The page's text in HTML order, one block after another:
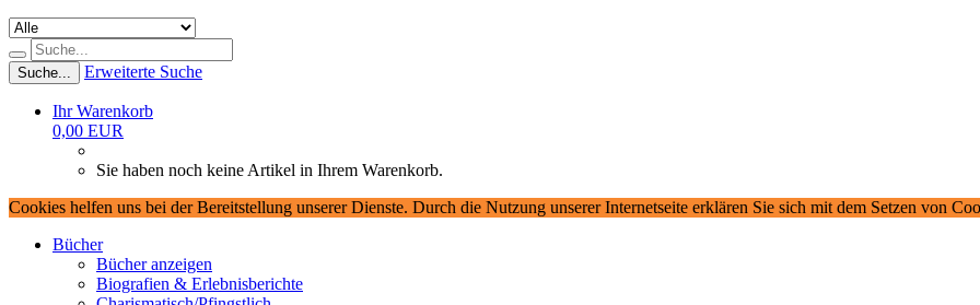
Suche... Erweiterte Suche
Ihr Warenkorb
0,00 EUR
Sie haben noch keine Artikel in Ihrem Warenkorb.
Cookies helfen uns bei der Bereitstellung unserer Dienste. Durch die Nutzung unserer Internetseite erklären Sie sich mit dem Setzen von
Bücher
Bücher anzeigen
Biografien & Erlebnisberichte